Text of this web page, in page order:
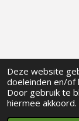
Deze website
doeleinden en/of
Door gebruik te
hiermee akkoord.